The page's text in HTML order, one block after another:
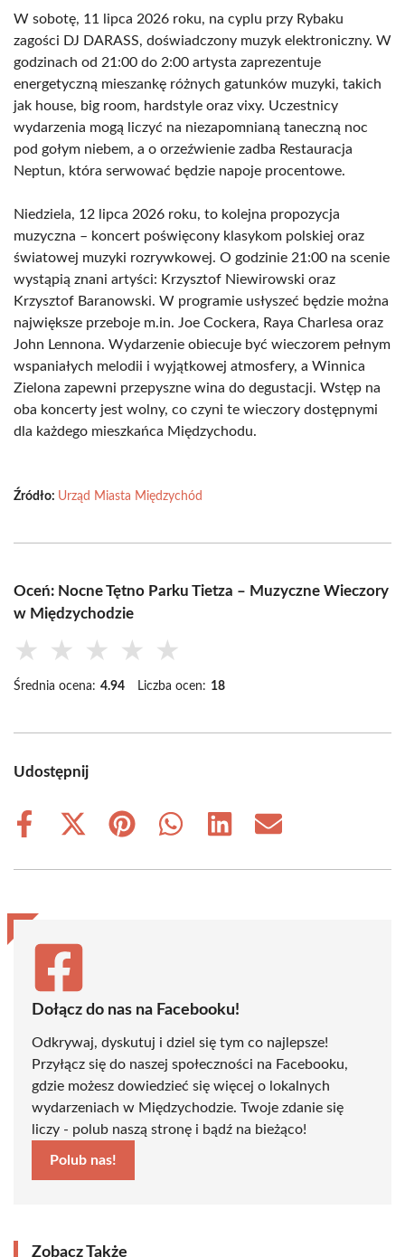
W sobotę, 11 lipca 2026 roku, na cyplu przy Rybaku
zagości DJ DARASS, doświadczony muzyk elektroniczny. W
godzinach od 21:00 do 2:00 artysta zaprezentuje
energetyczną mieszankę różnych gatunków muzyki, takich
jak house, big room, hardstyle oraz vixy. Uczestnicy
wydarzenia mogą liczyć na niezapomnianą taneczną noc
pod gołym niebem, a o orzeźwienie zadba Restauracja
Neptun, która serwować będzie napoje procentowe.
Niedziela, 12 lipca 2026 roku, to kolejna propozycja
muzyczna – koncert poświęcony klasykom polskiej oraz
światowej muzyki rozrywkowej. O godzinie 21:00 na scenie
wystąpią znani artyści: Krzysztof Niewirowski oraz
Krzysztof Baranowski. W programie usłyszeć będzie można
największe przeboje m.in. Joe Cockera, Raya Charlesa oraz
John Lennona. Wydarzenie obiecuje być wieczorem pełnym
wspaniałych melodii i wyjątkowej atmosfery, a Winnica
Zielona zapewni przepyszne wina do degustacji. Wstęp na
oba koncerty jest wolny, co czyni te wieczory dostępnymi
dla każdego mieszkańca Międzychodu.
Źródło: Urząd Miasta Międzychód
Oceń: Nocne Tętno Parku Tietza – Muzyczne Wieczory
w Międzychodzie
★ ★ ★ ★ ★
Średnia ocena: 4.94 Liczba ocen: 18
Udostępnij
Share
Share
(Twitter)
Share
Share
Share
Share
Dołącz do nas na Facebooku!
Odkrywaj, dyskutuj i dziel się tym co najlepsze!
Przyłącz się do naszej społeczności na Facebooku,
gdzie możesz dowiedzieć się więcej o lokalnych
wydarzeniach w Międzychodzie. Twoje zdanie się
liczy - polub naszą stronę i bądź na bieżąco!
Polub nas!
Zobacz Także